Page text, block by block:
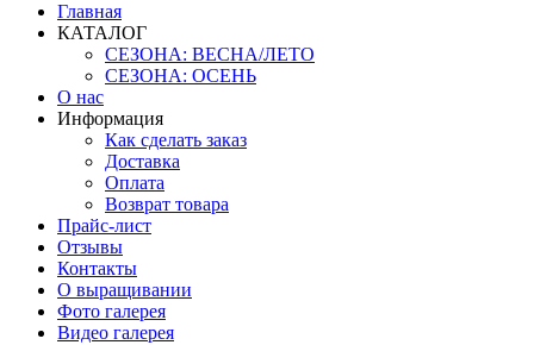
Главная
КАТАЛОГ
СЕЗОНА: ВЕСНА/ЛЕТО
СЕЗОНА: ОСЕНЬ
О нас
Информация
Как сделать заказ
Доставка
Оплата
Возврат товара
Прайс-лист
Отзывы
Контакты
О выращивании
Фото галерея
Видео галерея